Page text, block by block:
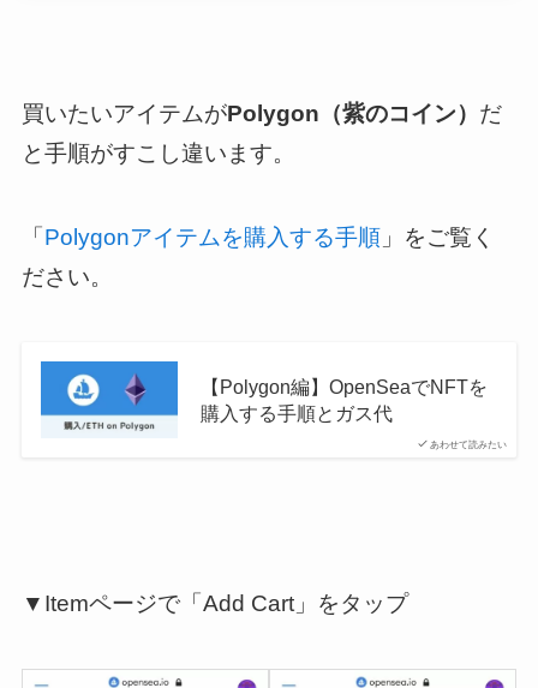
買いたいアイテムがPolygon（紫のコイン） だ
と手順がすこし違います。
「 Polygonアイテムを購入する手順」をご覧く
ださい。
あわせて読みたい
【Polygon編】OpenSeaでNFTを
購入する手順とガス代
▼Itemページで「Add Cart」をタップ